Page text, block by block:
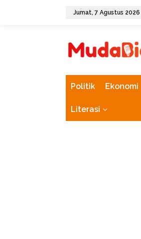
Jumat, 7 Agustus 2026
Politik Ekonomi
Literasi